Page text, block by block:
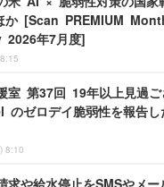
か [Scan PREMIUM
2026年7月度]
室 第37回 19年以上見過
ゼロデイ脆弱性を報告し
8:10
求や給水停止をSMSやメー